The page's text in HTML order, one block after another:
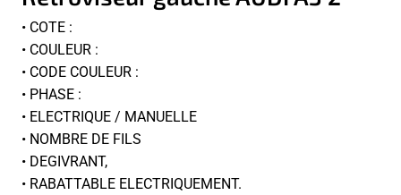
• COTE :
• COULEUR :
• CODE COULEUR :
• PHASE :
• ELECTRIQUE / MANUELLE
• NOMBRE DE FILS
• DEGIVRANT,
• RABATTABLE ELECTRIQUEMENT.